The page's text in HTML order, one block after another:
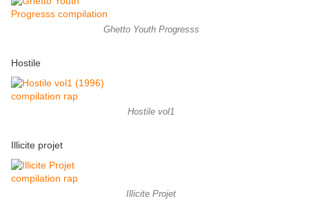
Ghetto Youth Progresss
Hostile
Hostile vol1
Illicite projet
Illicite Projet